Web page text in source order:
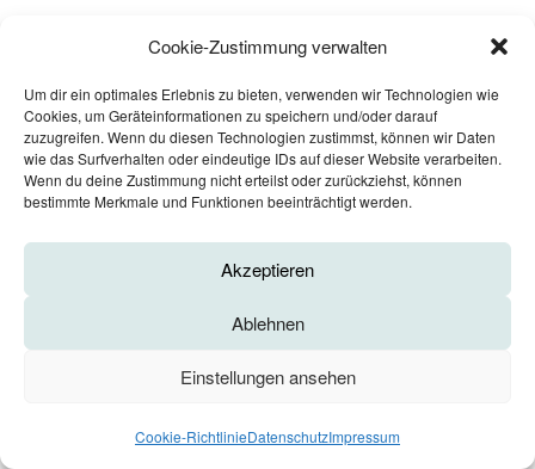
Cookie-Zustimmung verwalten
Um dir ein optimales Erlebnis zu bieten, verwenden wir Technologien wie
Cookies, um Geräteinformationen zu speichern und/oder darauf
zuzugreifen. Wenn du diesen Technologien zustimmst, können wir Daten
wie das Surfverhalten oder eindeutige IDs auf dieser Website verarbeiten.
Wenn du deine Zustimmung nicht erteilst oder zurückziehst, können
bestimmte Merkmale und Funktionen beeinträchtigt werden.
Akzeptieren
Ablehnen
Einstellungen ansehen
Cookie-RichtlinieDatenschutzImpressum
IMPRESSUM
DATENSCHUTZ
COOKIE-RICHTLINIE (EU)
@2026 DANIELA KNIPPER